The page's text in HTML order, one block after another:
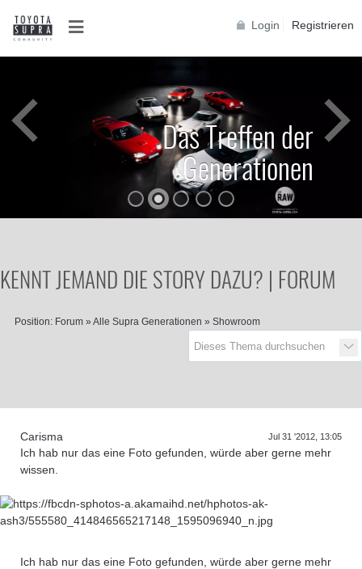
Login Registrieren
D
a
s
T
r
e
f
f
e
n
d
e
r
G
e
n
e
r
a
t
i
o
n
e
n
Das Treffen der
Generationen
KENNT JEMAND DIE STORY DAZU? | FORUM
Position: Forum » Alle Supra Generationen » Showroom
Carisma Jul 31 '2012, 13:05
Ich hab nur das eine Foto gefunden, würde aber gerne mehr
wissen.
Ich hab nur das eine Foto gefunden, würde aber gerne mehr